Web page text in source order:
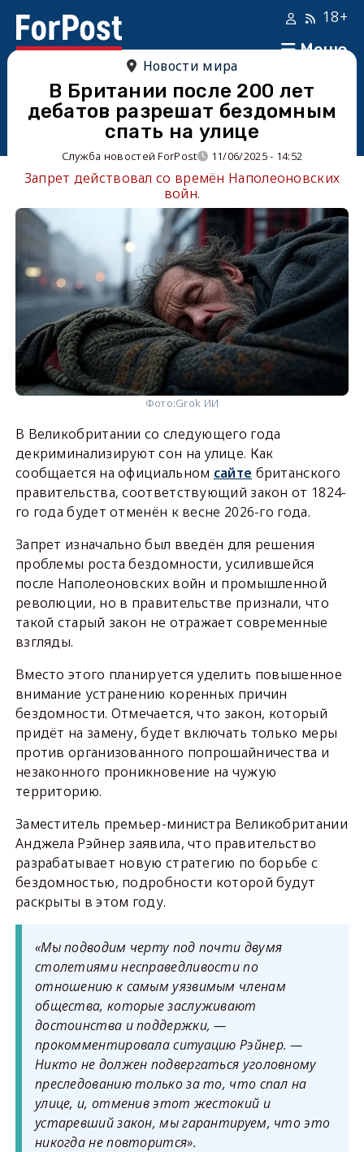
Меню
18+
Новости мира
В Британии после 200 лет
дебатов разрешат бездомным
спать на улице
Служба новостей ForPost 11/06/2025 - 14:52
Запрет действовал со времён Наполеоновских
войн.
Фото:Grok ИИ
В Великобритании со следующего года
декриминализируют сон на улице. Как
сообщается на официальном сайте британского
правительства, соответствующий закон от 1824-
го года будет отменён к весне 2026-го года.
Запрет изначально был введён для решения
проблемы роста бездомности, усилившейся
после Наполеоновских войн и промышленной
революции, но в правительстве признали, что
такой старый закон не отражает современные
взгляды.
Вместо этого планируется уделить повышенное
внимание устранению коренных причин
бездомности. Отмечается, что закон, который
придёт на замену, будет включать только меры
против организованного попрошайничества и
незаконного проникновение на чужую
территорию.
Заместитель премьер-министра Великобритании
Анджела Рэйнер заявила, что правительство
разрабатывает новую стратегию по борьбе с
бездомностью, подробности которой будут
раскрыты в этом году.
«Мы подводим черту под почти двумя
столетиями несправедливости по
отношению к самым уязвимым членам
общества, которые заслуживают
достоинства и поддержки, —
прокомментировала ситуацию Рэйнер. —
Никто не должен подвергаться уголовному
преследованию только за то, что спал на
улице, и, отменив этот жестокий и
устаревший закон, мы гарантируем, что это
никогда не повторится».